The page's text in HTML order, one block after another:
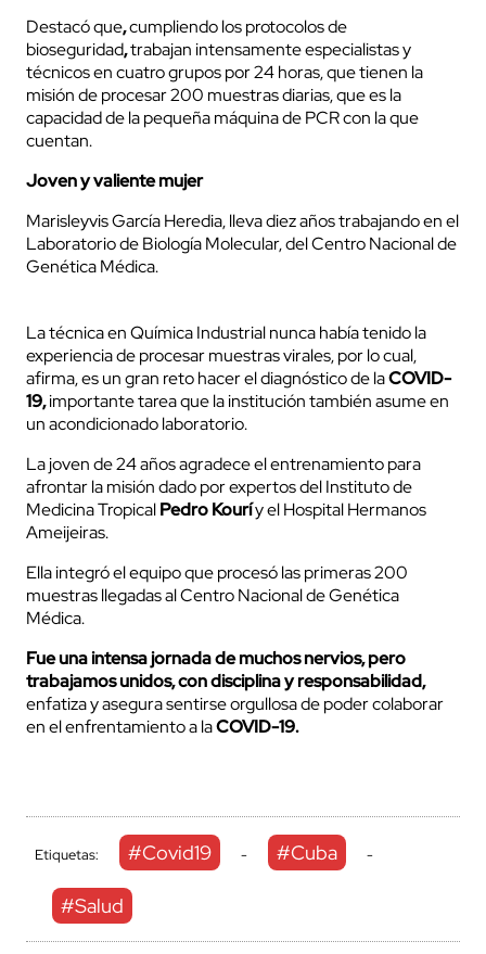
Destacó que,cumpliendo los protocolos de
bioseguridad,trabajan intensamente especialistas y
técnicos en cuatro grupos por 24 horas, que tienen la
misión de procesar 200 muestras diarias, que es la
capacidad de la pequeña máquina de PCR con la que
cuentan.
Joven y valiente mujer
Marisleyvis García Heredia, lleva diezaños trabajando en el
Laboratorio de Biología Molecular, del Centro Nacional de
Genética Médica.
La técnica en Química Industrial nunca había tenido la
experiencia de procesar muestras virales, por lo cual,
afirma, es un gran reto hacer el diagnóstico de laCOVID-
19,importante tarea que la institución también asume en
un acondicionado laboratorio.
La joven de 24 años agradece el entrenamiento para
afrontar la misión dado por expertos del Instituto de
Medicina TropicalPedro Kouríy el Hospital Hermanos
Ameijeiras.
Ella integró el equipo que procesó las primeras 200
muestras llegadas al Centro Nacional de Genética
Médica.
Fue una intensa jornada de muchos nervios, pero
trabajamos unidos, con disciplina y responsabilidad,
enfatiza y asegura sentirse orgullosa de poder colaborar
en el enfrentamiento a laCOVID-19.
Etiquetas: #Covid19 - #Cuba -
#Salud